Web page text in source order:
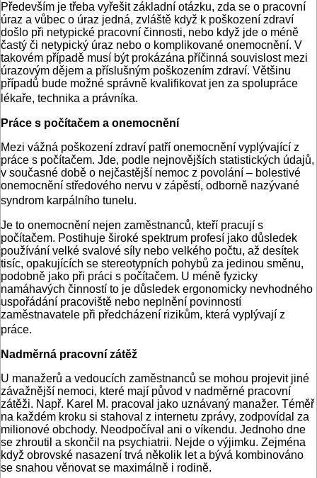
Především je třeba vyřešit základní otázku, zda se o pracovní
úraz a vůbec o úraz jedná, zvláště když k poškození zdraví
došlo při netypické pracovní činnosti, nebo když jde o méně
častý či netypický úraz nebo o komplikované onemocnění. V
takovém případě musí být prokázána příčinná souvislost mezi
úrazovým dějem a příslušným poškozením zdraví. Většinu
případů bude možné správně kvalifikovat jen za spolupráce
lékaře, technika a právníka.
Práce s počítačem a onemocnění
Mezi vážná poškození zdraví patří onemocnění vyplývající z
práce s počítačem. Jde, podle nejnovějších statistických údajů,
v současné době o nejčastější nemoc z povolání – bolestivé
onemocnění středového nervu v zápěstí, odborně nazývané
syndrom karpálního tunelu.
Je to onemocnění nejen zaměstnanců, kteří pracují s
počítačem. Postihuje široké spektrum profesí jako důsledek
používání velké svalové síly nebo velkého počtu, až desítek
tisíc, opakujících se stereotypních pohybů za jedinou směnu,
podobně jako při práci s počítačem. U méně fyzicky
namáhavých činností to je důsledek ergonomicky nevhodného
uspořádání pracoviště nebo neplnění povinností
zaměstnavatele při předcházení rizikům, která vyplývají z
práce.
Nadměrná pracovní zátěž
U manažerů a vedoucích zaměstnanců se mohou projevit jiné
závažnější nemoci, které mají původ v nadměrné pracovní
zátěži. Např. Karel M. pracoval jako uznávaný manažer. Téměř
na každém kroku si stahoval z internetu zprávy, zodpovídal za
milionové obchody. Neodpočíval ani o víkendu. Jednoho dne
se zhroutil a skončil na psychiatrii. Nejde o výjimku. Zejména
když obrovské nasazení trvá několik let a bývá kombinováno
se snahou věnovat se maximálně i rodině.